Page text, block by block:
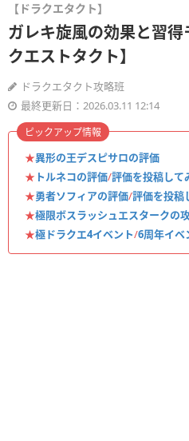
【ドラクエタクト】
ガレキ旋風の効果と習
クエストタクト】
ドラクエタクト攻略班
最終更新日：2026.03.11 12:14
★異形の王デスピサロの評価
★ トルネコの評価/評価を投稿して
★勇者ソフィアの評価/評価を投稿
★極限ボスラッシュエスタークの
★極ドラクエ4イベント/6周年イベ
ピックアップ情報